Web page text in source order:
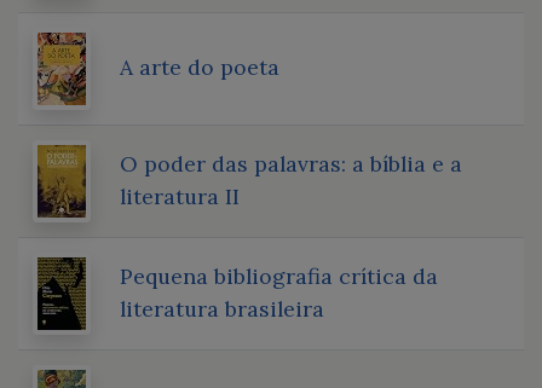
A arte do poeta
O poder das palavras: a bíblia e a
literatura II
Pequena bibliografia crítica da
literatura brasileira